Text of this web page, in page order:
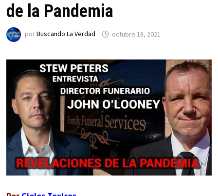
de la Pandemia
porBuscando La Verdad octubre 18, 2021